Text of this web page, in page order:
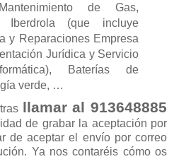
de Gas,
Iberdrola (que incluye
y Reparaciones Empresa
Jurídica y Servicio
Baterías de
verde, …
llamar al 913648885
de grabar la aceptación por
de aceptar el envío por correo
Ya nos contaréis cómo os